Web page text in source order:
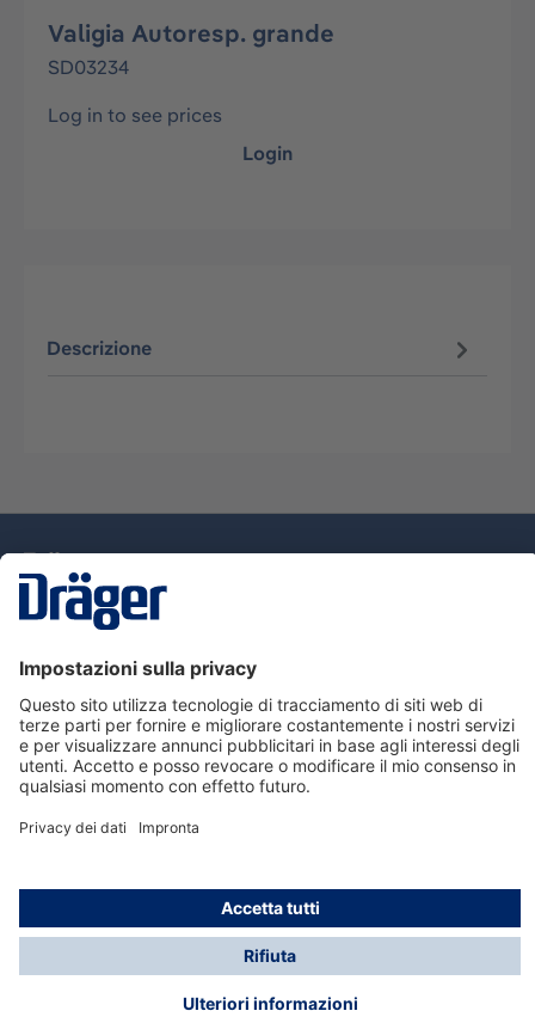
Valigia Autoresp. grande
SD03234
Log in to see prices
Login
Descrizione
Assistenza
Informazioni su Dräger
Informazioni
* Tutti i prezzi escl. IVA più spese di spedizione ed
eventuali spese di spedizione, se non diversamente